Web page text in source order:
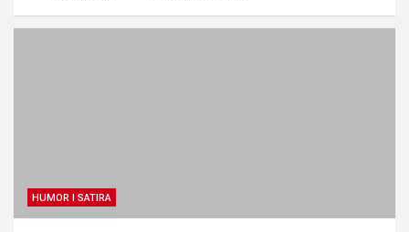
HUMOR I SATIRA